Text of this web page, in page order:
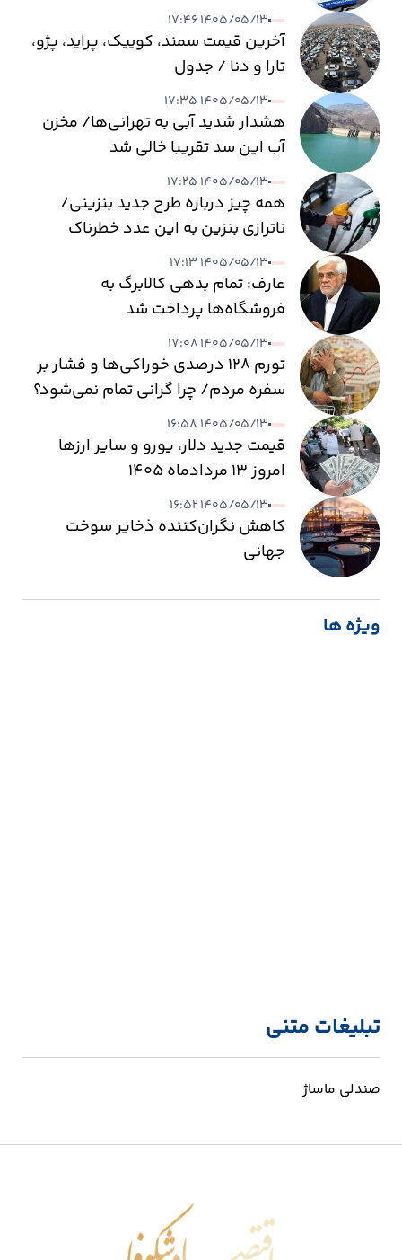
۱۴۰۵/۰۵/۱۳ ۱۷:۴۶
آخرین قیمت سمند، کوییک، پراید، پژو،
تارا و دنا / جدول
۱۴۰۵/۰۵/۱۳ ۱۷:۳۵
هشدار شدید آبی به تهرانی‌ها/ مخزن
آب این سد تقریبا خالی شد
۱۴۰۵/۰۵/۱۳ ۱۷:۲۵
همه چیز درباره طرح جدید بنزینی/
ناترازی بنزین به این عدد خطرناک
می‌رسد
۱۴۰۵/۰۵/۱۳ ۱۷:۱۳
عارف: تمام بدهی کالابرگ به
فروشگاه‌ها پرداخت شد
۱۴۰۵/۰۵/۱۳ ۱۷:۰۸
تورم ۱۲۸ درصدی خوراکی‌ها و فشار بر
سفره مردم/ چرا گرانی تمام نمی‌شود؟
۱۴۰۵/۰۵/۱۳ ۱۶:۵۸
قیمت جدید دلار، یورو و سایر ارزها
امروز ۱۳ مردادماه ۱۴۰۵
۱۴۰۵/۰۵/۱۳ ۱۶:۵۲
کاهش نگران‌کننده ذخایر سوخت
جهانی
ویژه ها
تبلیغات متنی
صندلی ماساژ
اقتصاد شکوفا